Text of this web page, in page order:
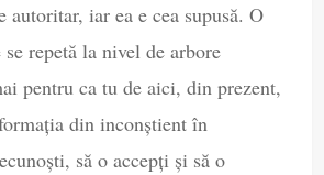
autoritar, iar ea e cea supusă. O
repetă la nivel de arbore
pentru ca tu de aici, din prezent,
din inconștient în
să o accepți și să o